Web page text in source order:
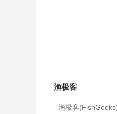
渔极客
渔极客